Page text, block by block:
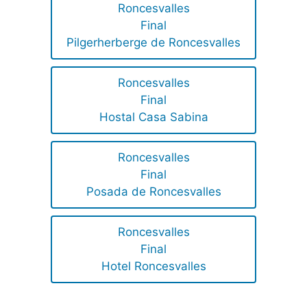
Roncesvalles
Final
Pilgerherberge de Roncesvalles
Roncesvalles
Final
Hostal Casa Sabina
Roncesvalles
Final
Posada de Roncesvalles
Roncesvalles
Final
Hotel Roncesvalles